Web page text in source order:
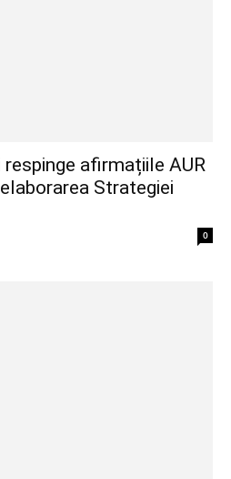
afirmațiile AUR
Strategiei
0